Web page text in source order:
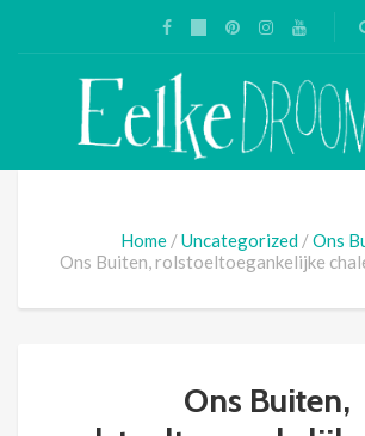
Home Uncategorized
Ons
Ons Buiten, rolstoeltoegankelijke
Ons Buiten,